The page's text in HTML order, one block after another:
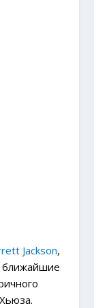
Jackson,
ближайшие